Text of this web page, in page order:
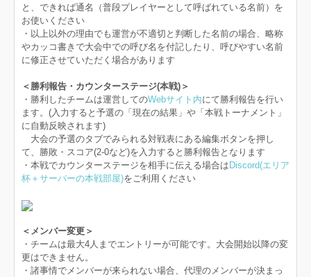
と、できれば通名（普段プレイヤーとして呼ばれている名前）を
お使いください
・以上以外の理由でも運営が不適切と判断した名前の場合、略称
やカッコ書きで大会中での呼び名を付記したり、呼びやすい名前
に修正させていただく場合があります
＜勝利報告・カウンターステージ(本戦)＞
・勝利したチームは運営してのWebサイト内にて勝利報告を行い
ます。(入力すると予選の「現在の結果」や「本戦トーナメント」
に自動反映されます)
大会の予選のタブでみられる対戦表にある編集ボタンを押し
て、勝敗・スコア(2-0など)を入力すると勝利報告となります
・本戦でカウンターステージを相手に伝える場合は Discord(エリア
杯＋サーバーの本戦部屋)をご利用ください
＜メンバー変更＞
・チームは最大4人までエントリーが可能です。大会開始以降の変
更はできません。
・諸事情でメンバーが来られない場合、代理のメンバーが決まっ